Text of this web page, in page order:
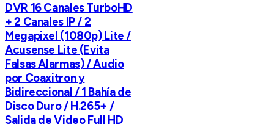
DVR 16 Canales TurboHD
+ 2 Canales IP / 2
Megapixel (1080p) Lite /
Acusense Lite (Evita
Falsas Alarmas) / Audio
por Coaxitron y
Bidireccional / 1 Bahía de
Disco Duro / H.265+ /
Salida de Video Full HD